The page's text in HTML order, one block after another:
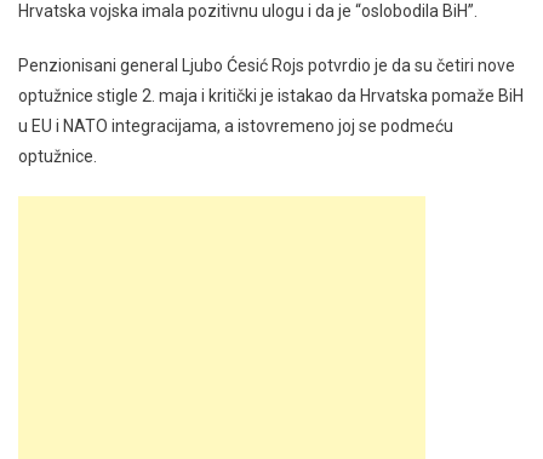
Hrvatska vojska imala pozitivnu ulogu i da je “oslobodila BiH”.
Penzionisani general Ljubo Ćesić Rojs potvrdio je da su četiri nove
optužnice stigle 2. maja i kritički je istakao da Hrvatska pomaže BiH
u EU i NATO integracijama, a istovremeno joj se podmeću
optužnice.